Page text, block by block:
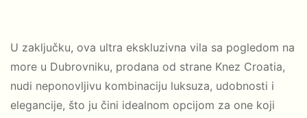
U zaključku, ova ultra ekskluzivna vila sa pogledom na
more u Dubrovniku, prodana od strane Knez Croatia,
nudi neponovljivu kombinaciju luksuza, udobnosti i
elegancije, što ju čini idealnom opcijom za one koji